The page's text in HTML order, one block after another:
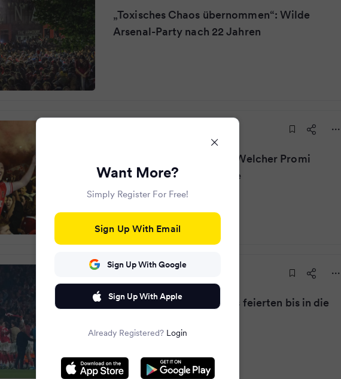
„Toxisches Chaos übernommen“: Wilde
Arsenal-Party nach 22 Jahren
Rauschende Titel-Party: Welcher Promi
Arsenal zuerst gratulierte
Arsenals Spieler und Fans feierten bis in die
Want More?
Simply Register For Free!
Sign Up With Email
Sign Up With Google
Sign Up With Apple
Already Registered? Login